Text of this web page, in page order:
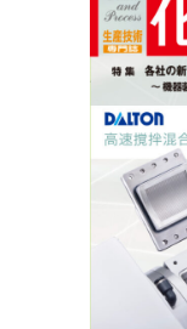
k
t
a